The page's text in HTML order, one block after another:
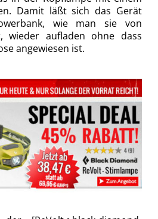
Damit läßt sich das Gerät
wie man sie von
wieder aufladen ohne dass
angewiesen ist.